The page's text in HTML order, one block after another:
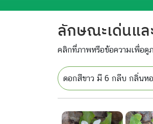
ลักษณะเด่นแ
คลิกที่ภาพหรือข้อความเพื่อ
ดอกสีขาว มี 6 กลีบ กลิ่นห